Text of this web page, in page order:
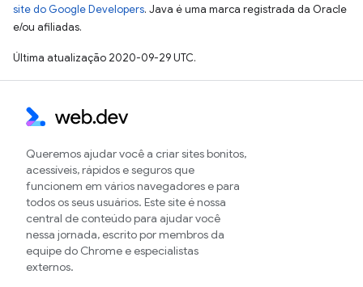
site do Google Developers. Java é uma marca registrada da Oracle
e/ou afiliadas.
Última atualização 2020-09-29 UTC.
Queremos ajudar você a criar sites bonitos,
acessíveis, rápidos e seguros que
funcionem em vários navegadores e para
todos os seus usuários. Este site é nossa
central de conteúdo para ajudar você
nessa jornada, escrito por membros da
equipe do Chrome e especialistas
externos.